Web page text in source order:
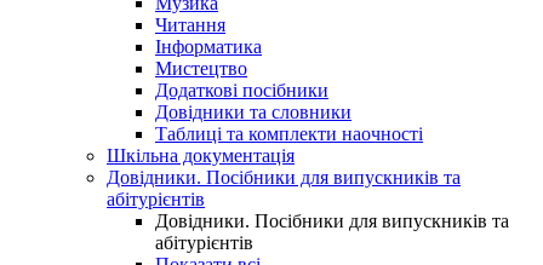
Читання
Інформатика
Мистецтво
Додаткові посібники
Довідники та словники
Таблиці та комплекти наочності
Шкільна документація
Довідники. Посібники для випускників та
абітурієнтів
Довідники. Посібники для випускників та
абітурієнтів